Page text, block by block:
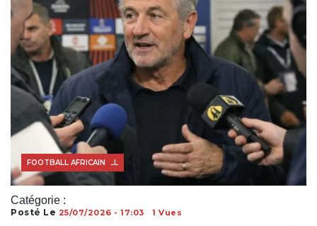
Catégorie :
ACTUALITÉS FOOTBALL
FOOTBALL AFRICAIN
Posté Le 25/07/2026 - 17:03 1 Vues